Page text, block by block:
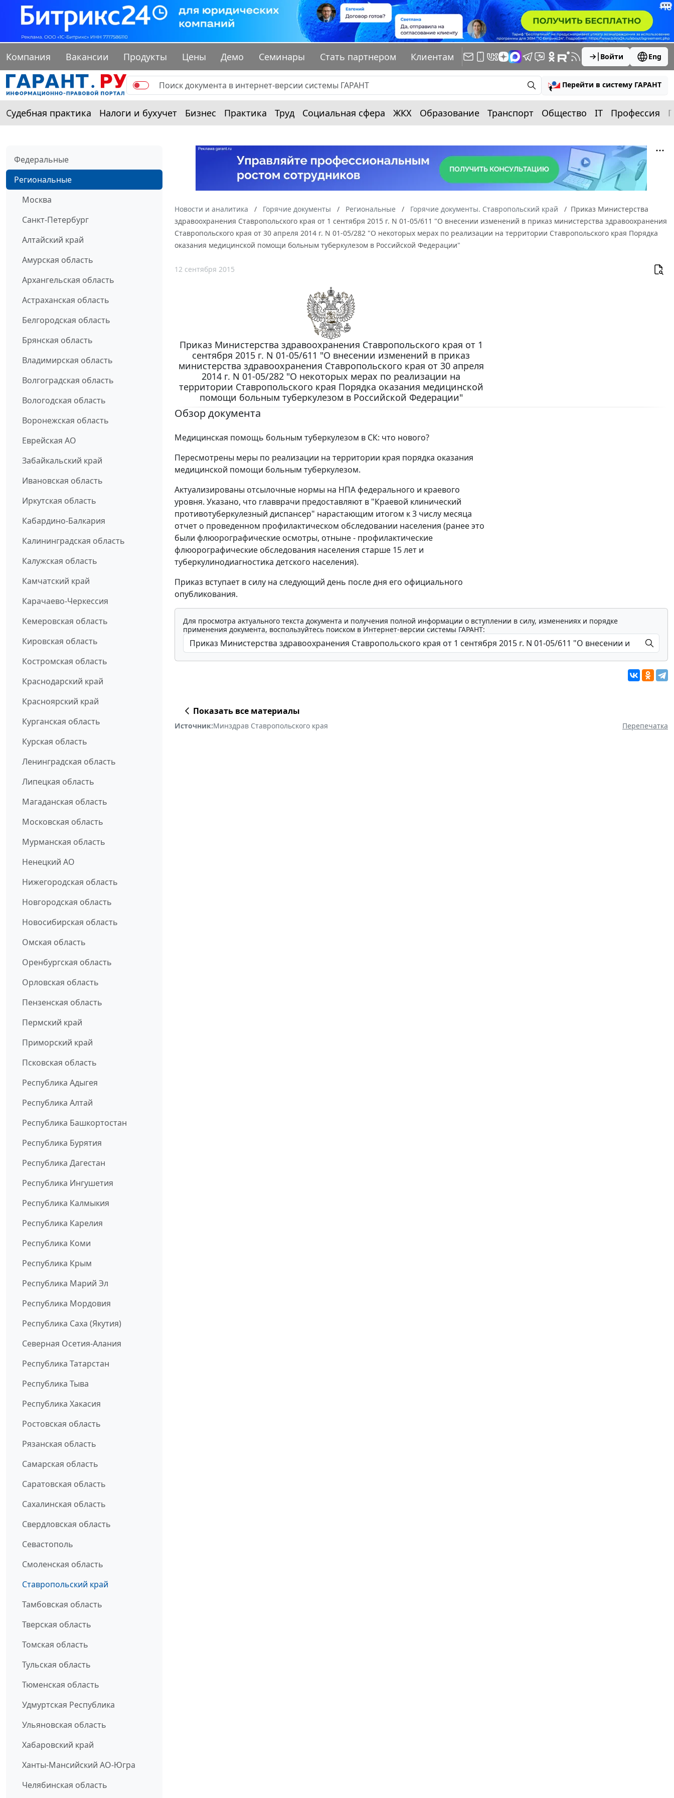
Компания Вакансии Продукты Цены Демо Семинары Стать партнером Клиентам Войти Eng
Перейти в систему ГАРАНТ
Судебная практика Налоги и бухучет Бизнес Практика Труд Социальная сфера ЖКХ Образование Транспорт Общество IT Профессия
Федеральные
Региональные
Москва
Санкт-Петербург
Алтайский край
Амурская область
Архангельская область
Астраханская область
Белгородская область
Брянская область
Владимирская область
Волгоградская область
Вологодская область
Воронежская область
Еврейская АО
Забайкальский край
Ивановская область
Иркутская область
Кабардино-Балкария
Калининградская область
Калужская область
Камчатский край
Карачаево-Черкессия
Кемеровская область
Кировская область
Костромская область
Краснодарский край
Красноярский край
Курганская область
Курская область
Ленинградская область
Липецкая область
Магаданская область
Московская область
Мурманская область
Ненецкий АО
Нижегородская область
Новгородская область
Новосибирская область
Омская область
Оренбургская область
Орловская область
Пензенская область
Пермский край
Приморский край
Псковская область
Республика Адыгея
Республика Алтай
Республика Башкортостан
Республика Бурятия
Республика Дагестан
Республика Ингушетия
Республика Калмыкия
Республика Карелия
Республика Коми
Республика Крым
Республика Марий Эл
Республика Мордовия
Республика Саха (Якутия)
Северная Осетия-Алания
Республика Татарстан
Республика Тыва
Республика Хакасия
Ростовская область
Рязанская область
Самарская область
Саратовская область
Сахалинская область
Свердловская область
Севастополь
Смоленская область
Ставропольский край
Тамбовская область
Тверская область
Томская область
Тульская область
Тюменская область
Удмуртская Республика
Ульяновская область
Хабаровский край
Ханты-Мансийский АО-Югра
Челябинская область
Новости и аналитика Горячие документы Региональные Горячие документы. Ставропольский край
Приказ Министерства
здравоохранения Ставропольского края от 1 сентября 2015 г. N 01-05/611 "О внесении изменений в приказ министерства здравоохранения
Ставропольского края от 30 апреля 2014 г. N 01-05/282 "О некоторых мерах по реализации на территории Ставропольского края Порядка
оказания медицинской помощи больным туберкулезом в Российской Федерации"
12 сентября 2015
Приказ Министерства здравоохранения Ставропольского края от 1
сентября 2015 г. N 01-05/611 "О внесении изменений в приказ
министерства здравоохранения Ставропольского края от 30 апреля
2014 г. N 01-05/282 "О некоторых мерах по реализации на
территории Ставропольского края Порядка оказания медицинской
помощи больным туберкулезом в Российской Федерации"
Обзор документа
Медицинская помощь больным туберкулезом в СК: что нового?
Пересмотрены меры по реализации на территории края порядка оказания
медицинской помощи больным туберкулезом.
Актуализированы отсылочные нормы на НПА федерального и краевого
уровня. Указано, что главврачи предоставляют в "Краевой клинический
противотуберкулезный диспансер" нарастающим итогом к 3 числу месяца
отчет о проведенном профилактическом обследовании населения (ранее это
были флюорографические осмотры, отныне - профилактические
флюорографические обследования населения старше 15 лет и
туберкулинодиагностика детского населения).
Приказ вступает в силу на следующий день после дня его официального
опубликования.
Для просмотра актуального текста документа и получения полной информации о вступлении в силу, изменениях и порядке
применения документа, воспользуйтесь поиском в Интернет-версии системы ГАРАНТ:
Показать все материалы
Источник:Минздрав Ставропольского края Перепечатка